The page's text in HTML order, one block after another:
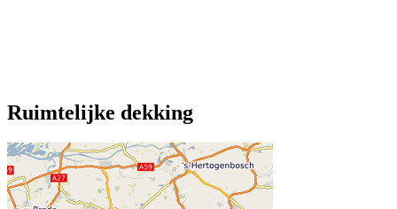
Ruimtelijke dekking